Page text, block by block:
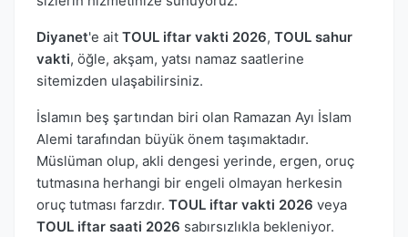
Diyanet'e ait TOUL iftar vakti 2026, TOUL sahur
vakti, öğle, akşam, yatsı namaz saatlerine
sitemizden ulaşabilirsiniz.
İslamın beş şartından biri olan Ramazan Ayı İslam
Alemi tarafından büyük önem taşımaktadır.
Müslüman olup, akli dengesi yerinde, ergen, oruç
tutmasına herhangi bir engeli olmayan herkesin
oruç tutması farzdır. TOUL iftar vakti 2026 veya
TOUL iftar saati 2026 sabırsızlıkla bekleniyor.